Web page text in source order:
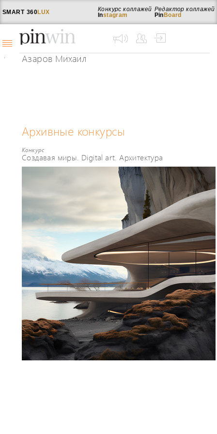
SMART 360LUX
Редактор коллажей
Pin Board
Конкурс коллажей
Instagram
Азаров Михаил
Архивные конкурсы
Конкурс
Создавая миры. Digital art. Архитектура